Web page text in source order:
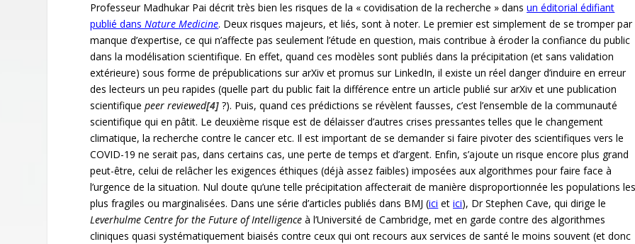
Professeur Madhukar Pai décrit très bien les risques de la « covidisation de la recherche » dansun éditorial édifiant
publié dansNature Medicine. Deux risques majeurs, et liés, sont à noter. Le premier est simplement de se tromper par
manque d’expertise, ce qui n’affecte pas seulement l’étude en question, mais contribue à éroder la confiance du public
dans la modélisation scientifique. En effet, quand ces modèles sont publiés dans la précipitation (et sans validation
extérieure) sous forme de prépublications sur arXiv et promus sur LinkedIn, il existe un réel danger d’induire en erreur
des lecteurs un peu rapides (quelle part du public fait la différence entre un article publié sur arXiv et une publication
scientifiquepeer reviewed[4] ?). Puis, quand ces prédictions se révèlent fausses, c’est l’ensemble de la communauté
scientifique qui en pâtit. Le deuxième risque est de délaisser d’autres crises pressantes telles que le changement
climatique, la recherche contre le cancer etc. Il est important de se demander si faire pivoter des scientifiques vers le
COVID-19 ne serait pas, dans certains cas, une perte de temps et d’argent. Enfin, s’ajoute un risque encore plus grand
peut-être, celui de relâcher les exigences éthiques (déjà assez faibles) imposées aux algorithmes pour faire face à
l’urgence de la situation. Nul doute qu’une telle précipitation affecterait de manière disproportionnée les populations
plus fragiles ou marginalisées. Dans une série d’articles publiés dans BMJ (ici etici), Dr Stephen Cave, qui dirige le
Leverhulme Centre for the Future of Intelligence à l’Université de Cambridge, met en garde contre des algorithmes
cliniques quasi systématiquement biaisés contre ceux qui ont recours aux services de santé le moins souvent (et donc